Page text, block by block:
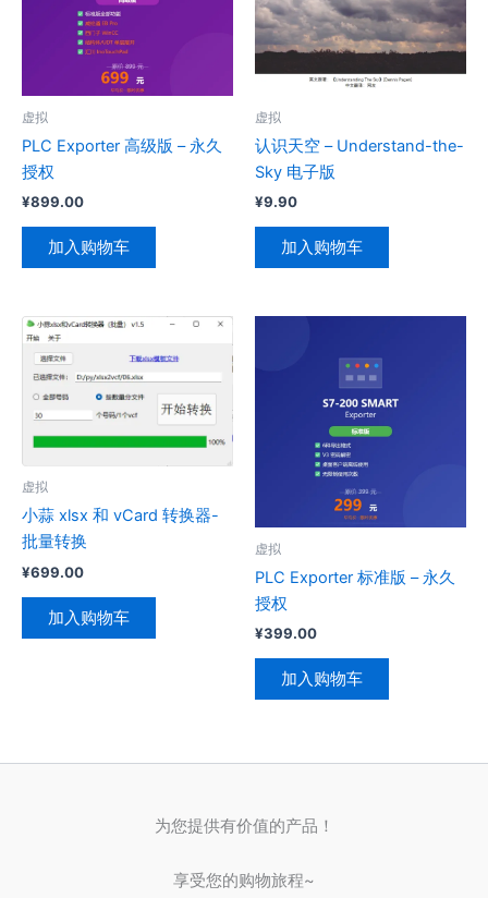
虚拟
PLC Exporter 高级版 – 永久
授权
¥899.00
加入购物车
虚拟
认识天空 – Understand-the-
Sky 电子版
¥9.90
加入购物车
虚拟
小蒜 xlsx 和 vCard 转换器-
批量转换
¥699.00
加入购物车
虚拟
PLC Exporter 标准版 – 永久
授权
¥399.00
加入购物车
为您提供有价值的产品！
享受您的购物旅程~